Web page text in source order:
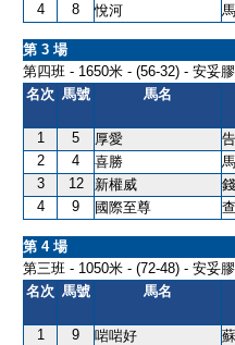
4
8 悅河
第 3 場
第四班 - 1650米 - (56-32) - 安妥
名次 馬號 馬名
1 5 厚愛
2
4 喜勝
3
12 新權威
4
9 國際至尊
第 4 場
第三班 - 1050米 - (72-48) - 安妥
名次 馬號 馬名
1 9 啱啱好